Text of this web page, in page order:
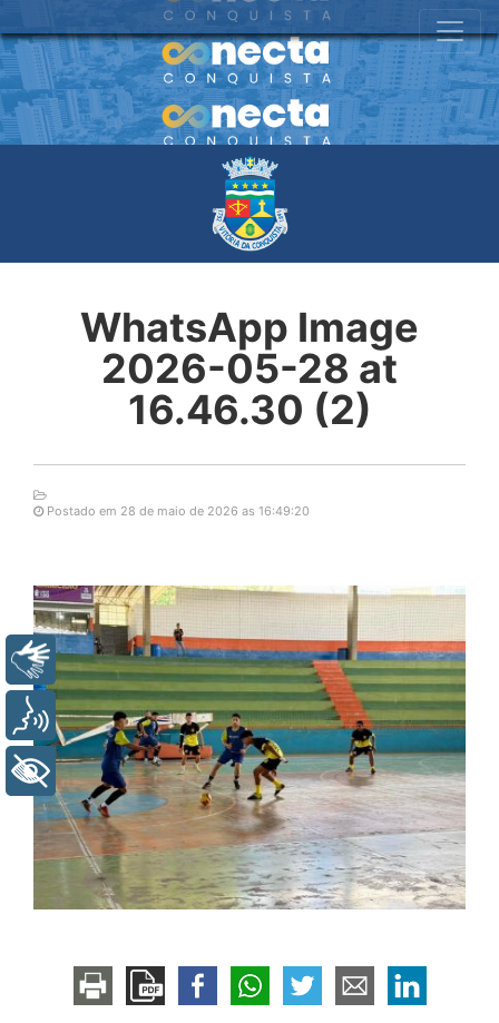
WhatsApp Image
2026-05-28 at
16.46.30 (2)
Postado em 28 de maio de 2026 as 16:49:20
Libras
Voz
+ Acessibilidade